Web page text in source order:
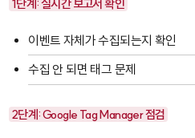
1단계: 실시간 보고서 확인
이벤트 자체가 수집되는지 확인
수집 안 되면 태그 문제
2단계: Google Tag Manager 점검